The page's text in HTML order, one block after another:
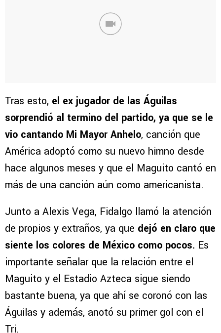
Tras esto, el ex jugador de las Águilas
sorprendió al termino del partido, ya que se le
vio cantando Mi Mayor Anhelo, canción que
América adoptó como su nuevo himno desde
hace algunos meses y que el Maguito cantó en
más de una canción aún como americanista.
Junto a Alexis Vega, Fidalgo llamó la atención
de propios y extraños, ya que dejó en claro que
siente los colores de México como pocos. Es
importante señalar que la relación entre el
Maguito y el Estadio Azteca sigue siendo
bastante buena, ya que ahí se coronó con las
Águilas y además, anotó su primer gol con el
Tri.